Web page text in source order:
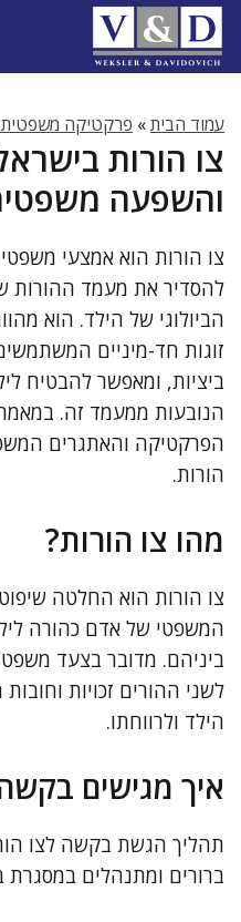
לדלג
לתוכן
עמוד הבית» פרקטיקה משפטית
צו הורות
והשפעה
צו הורות הוא אמצעי
להסדיר את מעמד ההורות
הביולוגי של הילד. הוא
זוגות חד-מיניים
ביציות, ומאפשר להבטיח
הנובעות ממעמד זה.
הפרקטיקה והאתגרים
הורות.
מהו צו הורות?
צו הורות הוא החלטה
המשפטי של אדם כהורה
ביניהם. מדובר בצעד
לשני ההורים זכויות
הילד ולרווחתו.
איך מגישים
תהליך הגשת בקשה לצו
ברורים ומתנהלים